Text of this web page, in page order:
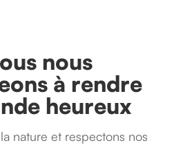
nous
à rendre
heureux
nature et respectons nos